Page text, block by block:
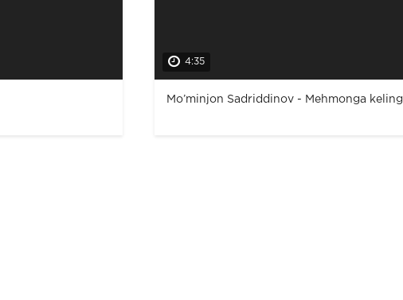
4:35
Mo’minjon Sadriddinov - Mehmonga keling